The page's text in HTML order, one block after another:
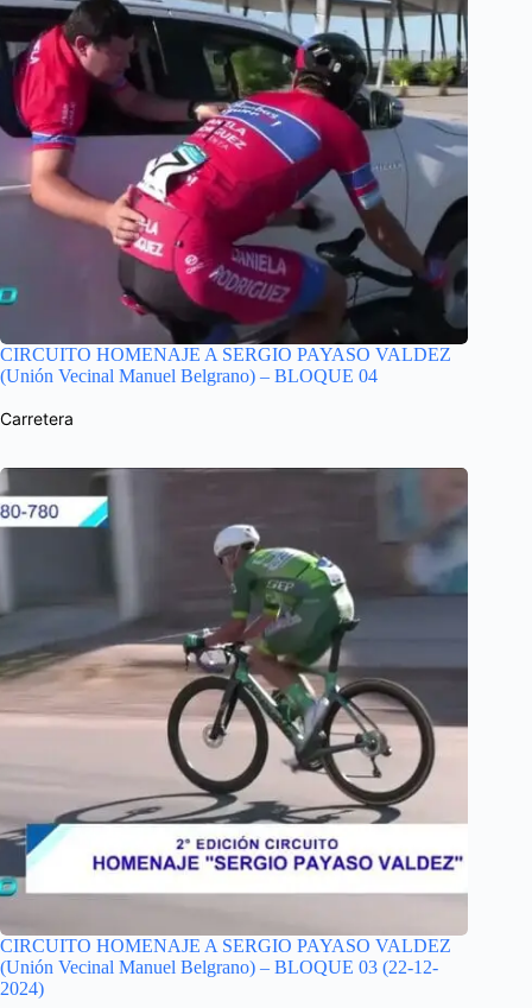
CIRCUITO HOMENAJE A SERGIO PAYASO VALDEZ
(Unión Vecinal Manuel Belgrano) – BLOQUE 04
Carretera
CIRCUITO HOMENAJE A SERGIO PAYASO VALDEZ
(Unión Vecinal Manuel Belgrano) – BLOQUE 03 (22-12-
2024)